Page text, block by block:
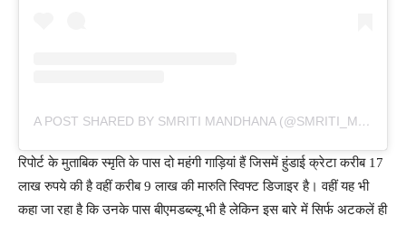
A POST SHARED BY SMRITI MANDHANA (@SMRITI_MANDHANA)
रिपोर्ट के मुताबिक स्मृति के पास दो महंगी गाड़ियां हैं जिसमें हुंडाई क्रेटा करीब 17
लाख रुपये की है वहीं करीब 9 लाख की मारुति स्विफ्ट डिजाइर है। वहीं यह भी
कहा जा रहा है कि उनके पास बीएमडब्ल्यू भी है लेकिन इस बारे में सिर्फ अटकलें ही